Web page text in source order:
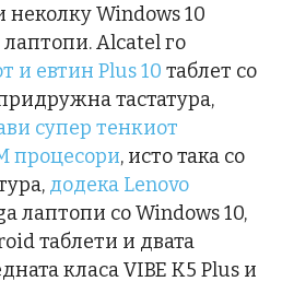
неколку Windows 10
Alcatel го
и евтин Plus 10 таблет со
тастатура,
супер тенкиот
процесори, исто така со
додека Lenovo
лаптопи со Windows 10,
таблети и двата
класа VIBE K5 Plus и